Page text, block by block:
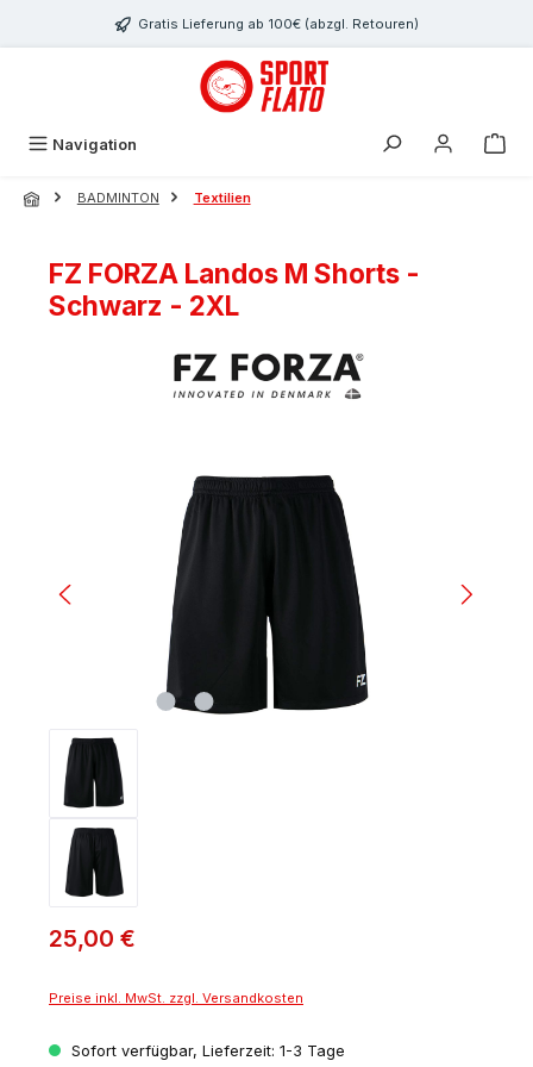
Zum Hauptinhalt springenGratis Lieferung ab 100€ (abzgl. Retouren)
Navigation
BADMINTON Textilien
FZ FORZA Landos M Shorts -
Schwarz - 2XL
25,00 €
Preise inkl. MwSt. zzgl. Versandkosten
Sofort verfügbar, Lieferzeit: 1-3 Tage